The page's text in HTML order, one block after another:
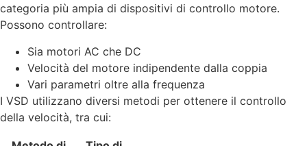
categoria più ampia di dispositivi di controllo motore.
Possono controllare:
Sia motori AC che DC
Velocità del motore indipendente dalla coppia
Vari parametri oltre alla frequenza
I VSD utilizzano diversi metodi per ottenere il controllo
della velocità, tra cui: